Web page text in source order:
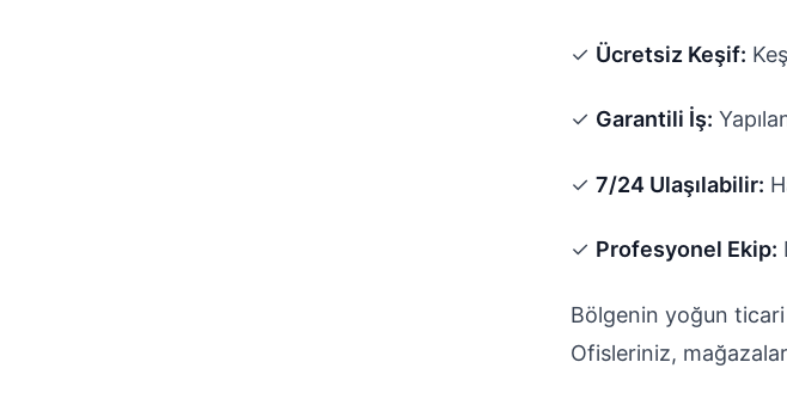
✓ Ücretsiz Keşif:
✓ Garantili İş:
✓7/24 Ulaşılabilir:
✓ Profesyonel Ekip:
Bölgenin yoğun
Ofisleriniz,